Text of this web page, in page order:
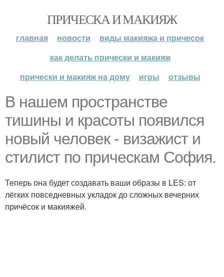
ПРИЧЕСКА И МАКИЯЖ
главная новости
виды макияжа и причесок
как делать прически и макияж
прически и макияж на дому
игры отзывы
В нашем пространстве
тишины и красоты появился
новый человек - визажист и
стилист по прическам София.
Теперь она будет создавать ваши образы в LES: от
лёгких повседневных укладок до сложных вечерних
причёсок и макияжей.